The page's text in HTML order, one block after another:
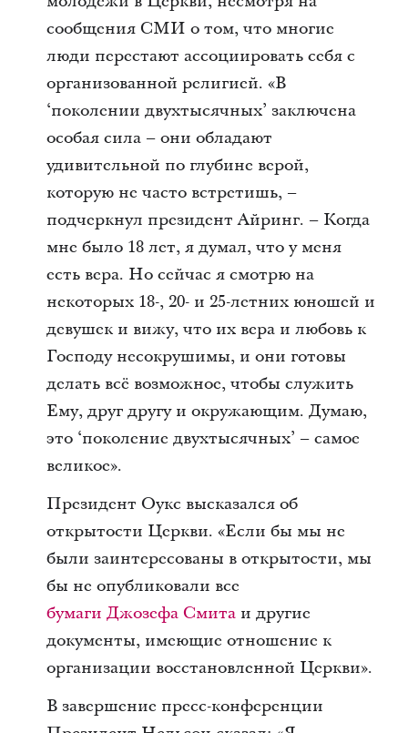
сообщения СМИ о том, что многие
люди перестают ассоциировать себя с
организованной религией. «В
‘поколении двухтысячных’ заключена
особая сила – они обладают
удивительной по глубине верой,
которую не часто встретишь, –
подчеркнул президент Айринг. – Когда
мне было 18 лет, я думал, что у меня
есть вера. Но сейчас я смотрю на
некоторых 18-, 20- и 25-летних юношей и
девушек и вижу, что их вера и любовь к
Господу несокрушимы, и они готовы
делать всё возможное, чтобы служить
Ему, друг другу и окружающим. Думаю,
это ‘поколение двухтысячных’ – самое
великое».
Президент Оукс высказался об
открытости Церкви. «Если бы мы не
были заинтересованы в открытости, мы
бы не опубликовали все
бумаги Джозефа Смитаи другие
документы, имеющие отношение к
организации восстановленной Церкви».
В завершение пресс-конференции